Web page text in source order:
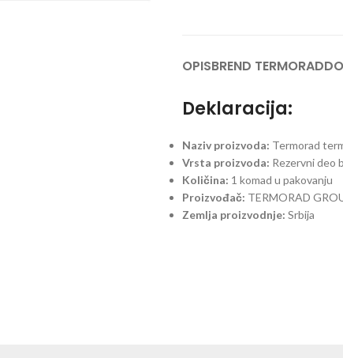
OPISBREND TERMORAD
Deklaracija:
Naziv proizvoda: Termorad
Vrsta proizvoda: Rezervni deo
Količina: 1 komad u pakovanju
Proizvođač: TERMORAD
Zemlja proizvodnje: Srbija